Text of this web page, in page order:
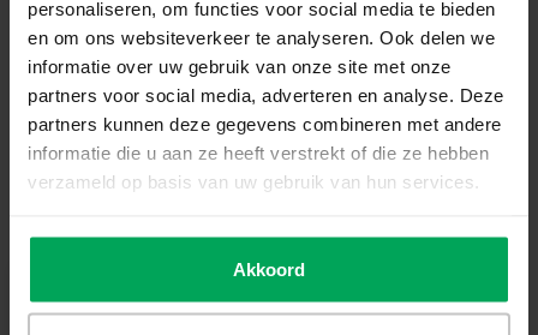
personaliseren, om functies voor social media te bieden
en om ons websiteverkeer te analyseren. Ook delen we
informatie over uw gebruik van onze site met onze
partners voor social media, adverteren en analyse. Deze
partners kunnen deze gegevens combineren met andere
informatie die u aan ze heeft verstrekt of die ze hebben
verzameld op basis van uw gebruik van hun services.
Akkoord
Hochwertige Folien-Qualität
Zuschnitt nach Maß
Lieferzeit 3-5 Werktage
Zusatzinformation? Neem contact met ons op